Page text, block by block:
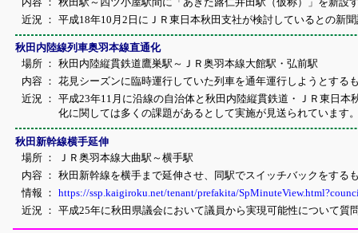
近況 ： 平成18年10月2日にＪＲ東日本秋田支社が検討しているとの新
秋田内陸線列車奥羽本線直通化
場所 ： 秋田内陸縦貫鉄道鷹巣駅～ＪＲ奥羽本線大館駅・弘前駅
内容 ： 花見シーズンに臨時運行していた列車を通年運行しようとする
近況 ： 平成23年11月に沿線の自治体と秋田内陸縦貫鉄道・ＪＲ東日
化に関しては多くの課題があるとして実施が見送られています
秋田新幹線横手延伸
場所 ：
ＪＲ奥羽本線大曲駅～横手駅
内容 ： 秋田新幹線を横手まで延伸させ、同駅でスイッチバックをする
情報 ： https://ssp.kaigiroku.net/tenant/prefakita/
近況 ： 平成25年に秋田県議会において議員から実現可能性について質